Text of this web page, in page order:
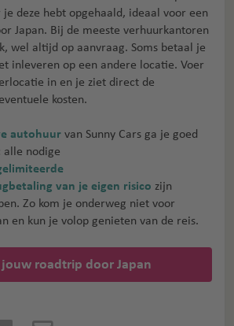
deze hebt opgehaald, ideaal voor een
Japan. Bij de meeste verhuurkantoren
wel altijd op aanvraag. Soms betaal je
inleveren op een andere locatie. Voer
in en je ziet direct de
kosten.
autohuur van Sunny Cars ga je goed
alle nodige
van je eigen risico zijn
Zo kom je onderweg niet voor
en kun je volop genieten van de reis.
roadtrip door Japan